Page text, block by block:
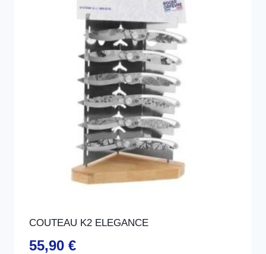
COUTEAU K2 ELEGANCE
55,90 €